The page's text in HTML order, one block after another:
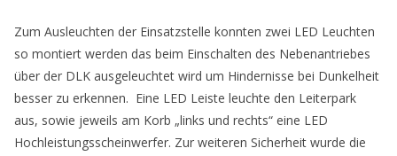
Zum Ausleuchten der Einsatzstelle konnten zwei LED Leuchten
so montiert werden das beim Einschalten des Nebenantriebes
über der DLK ausgeleuchtet wird um Hindernisse bei Dunkelheit
besser zu erkennen. Eine LED Leiste leuchte den Leiterpark
aus, sowie jeweils am Korb „links und rechts“ eine LED
Hochleistungsscheinwerfer. Zur weiteren Sicherheit wurde die